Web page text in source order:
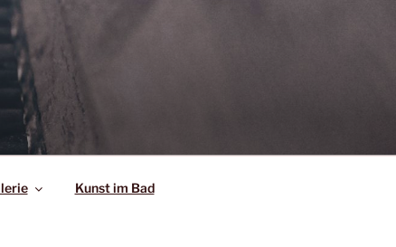
Kunst im Bad